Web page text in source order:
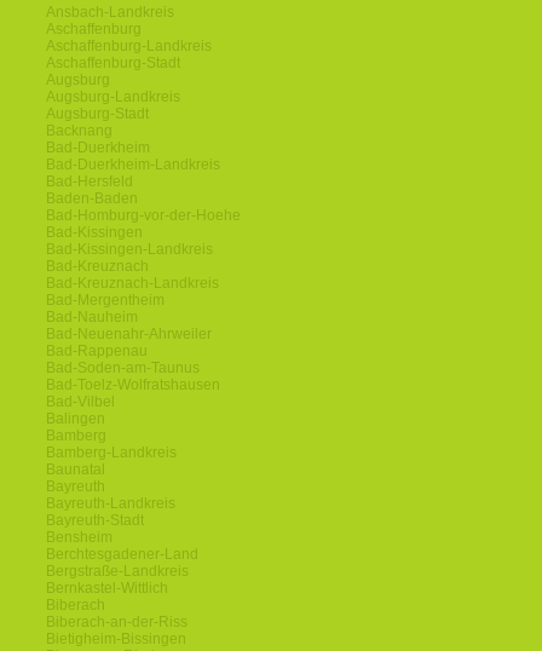
Ansbach-Landkreis
Aschaffenburg
Aschaffenburg-Landkreis
Aschaffenburg-Stadt
Augsburg
Augsburg-Landkreis
Augsburg-Stadt
Backnang
Bad-Duerkheim
Bad-Duerkheim-Landkreis
Bad-Hersfeld
Baden-Baden
Bad-Homburg-vor-der-Hoehe
Bad-Kissingen
Bad-Kissingen-Landkreis
Bad-Kreuznach
Bad-Kreuznach-Landkreis
Bad-Mergentheim
Bad-Nauheim
Bad-Neuenahr-Ahrweiler
Bad-Rappenau
Bad-Soden-am-Taunus
Bad-Toelz-Wolfratshausen
Bad-Vilbel
Balingen
Bamberg
Bamberg-Landkreis
Baunatal
Bayreuth
Bayreuth-Landkreis
Bayreuth-Stadt
Bensheim
Berchtesgadener-Land
Bergstraße-Landkreis
Bernkastel-Wittlich
Biberach
Biberach-an-der-Riss
Bietigheim-Bissingen